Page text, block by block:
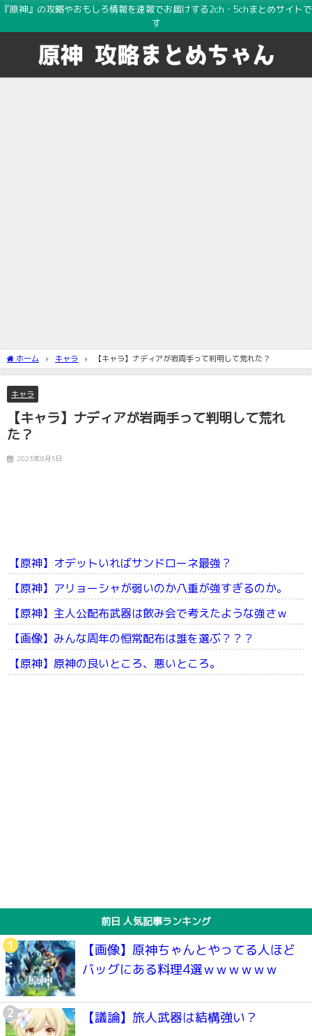
『原神』の攻略やおもしろ情報を速報でお届けする2ch・5chまとめサイトで
す
ホーム キャラ 【キャラ】ナディアが岩両手って判明して荒れた？
キャラ
【キャラ】ナディアが岩両手って判明して荒れ
た？
2023年8月5日
【原神】オデットいればサンドローネ最強？
【原神】アリョーシャが弱いのか八重が強すぎるのか。
【原神】主人公配布武器は飲み会で考えたような強さｗ
【画像】みんな周年の恒常配布は誰を選ぶ？？？
【原神】原神の良いところ、悪いところ。
前日 人気記事ランキング
【画像】原神ちゃんとやってる人ほど
バッグにある料理4選ｗｗｗｗｗｗ
【議論】旅人武器は結構強い？